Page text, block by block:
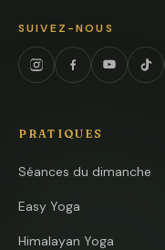
SUIVEZ-NOUS
InstagramFacebook
PRATIQUES
Séances du dimanche
Easy Yoga
Himalayan Yoga